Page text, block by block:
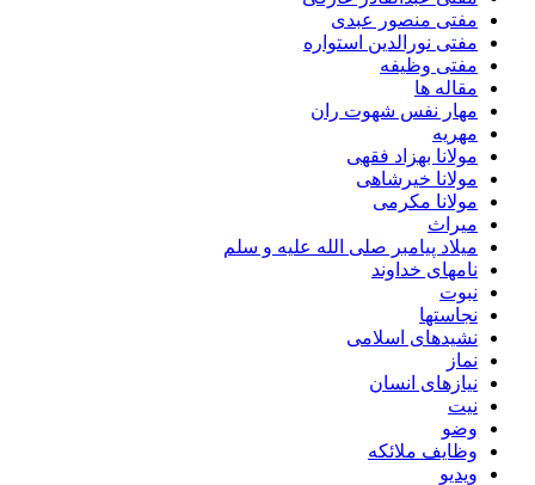
مفتی منصور عبدی
مفتی نورالدین استواره
مفتی وظیفه
مقاله ها
مهار نفس شهوت ران
مهریه
مولانا بهزاد فقهی
مولانا خیرشاهی
مولانا مکرمی
میراث
میلاد پیامبر صلی الله علیه و سلم
نامهای خداوند
نبوت
نجاستها
نشیدهای اسلامی
نماز
نیازهای انسان
نیت
وضو
وظایف ملائکه
ویدیو